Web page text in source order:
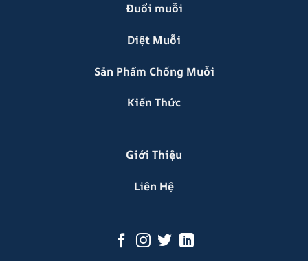
Đuổi muỗi
Diệt Muỗi
Sản Phẩm Chống Muỗi
Kiến Thức
Giới Thiệu
Liên Hệ